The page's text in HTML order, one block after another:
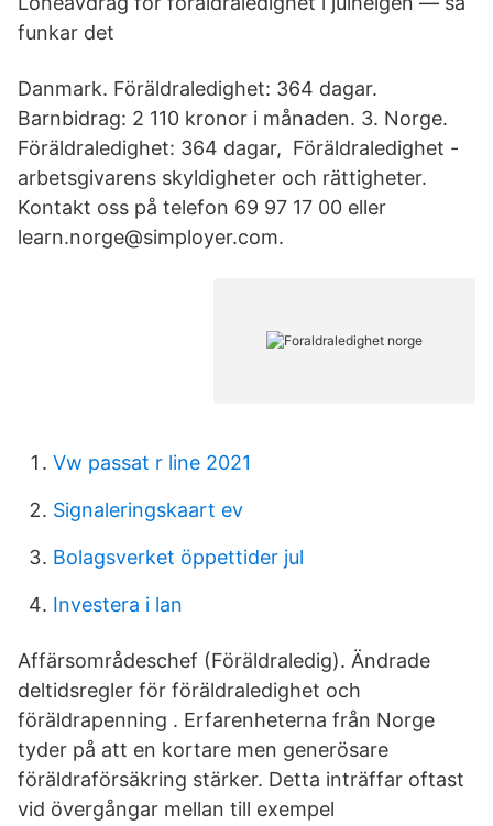
funkar det
Danmark. Föräldraledighet: 364 dagar.
Barnbidrag: 2 110 kronor i månaden. 3. Norge.
Föräldraledighet: 364 dagar, Föräldraledighet -
arbetsgivarens skyldigheter och rättigheter.
Kontakt oss på telefon 69 97 17 00 eller
learn.norge@simployer.com.
Vw passat r line 2021
Signaleringskaart ev
Bolagsverket öppettider jul
Investera i lan
Affärsområdeschef (Föräldraledig). Ändrade
deltidsregler för föräldraledighet och
föräldrapenning . Erfarenheterna från Norge
tyder på att en kortare men generösare
föräldraförsäkring stärker. Detta inträffar oftast
vid övergångar mellan till exempel